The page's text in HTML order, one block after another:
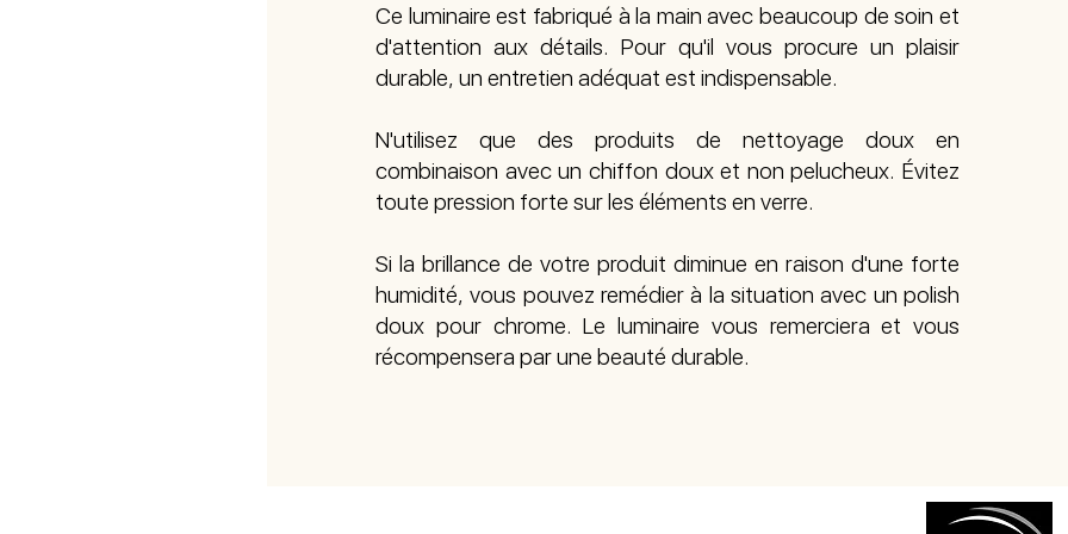
Ce luminaire est fabriqué à la main avec beaucoup de soin et
d'attention aux détails. Pour qu'il vous procure un plaisir
durable, un entretien adéquat est indispensable.
N'utilisez que des produits de nettoyage doux en
combinaison avec un chiffon doux et non pelucheux. Évitez
toute pression forte sur les éléments en verre.
Si la brillance de votre produit diminue en raison d'une forte
humidité, vous pouvez remédier à la situation avec un polish
doux pour chrome. Le luminaire vous remerciera et vous
récompensera par une beauté durable.